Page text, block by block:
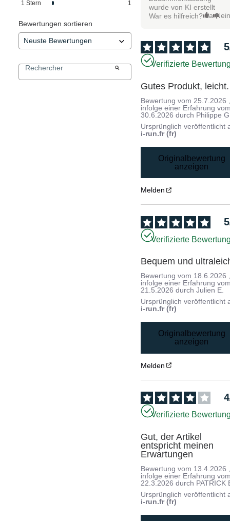
1 Stern 1
Bewertungen sortieren
wurde von KI erstellt
War es hilfreich? Ja
5
Verifizierte
Gutes Produkt, leicht.
Bewertung vom 25.7.2026
infolge einer Erfahrung
30.6.2026 durch Philippe
Ursprünglich veröffentlicht
i-run.fr (fr)
Originalbewertung
anzeigen
Melden
5
Verifizierte
Bequem und
Bewertung vom 18.6.2026
infolge einer Erfahrung
21.5.2026 durchJulien E.
Ursprünglich veröffentlicht
i-run.fr (fr)
Originalbewertung
anzeigen
Melden
4
Verifizierte
Gut, der Artikel
entspricht meinen
Erwartungen
Bewertung vom 13.4.2026
infolge einer Erfahrung
22.3.2026 durch PATRICK
Ursprünglich veröffentlicht
i-run.fr (fr)